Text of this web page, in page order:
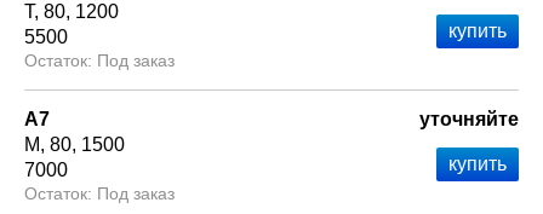
Т 80 1200
5500
Под заказ
А7
М 80 1500
7000
Под заказ
уточняйте